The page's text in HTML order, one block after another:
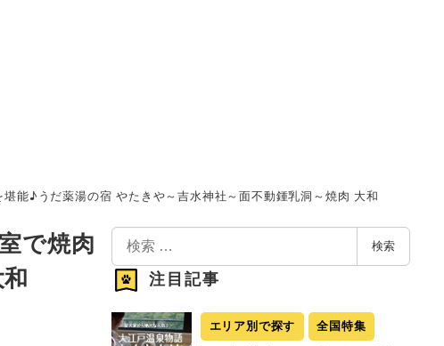
能♪うだ薬湯の宿 やたきや～吉水神社～面不動鍾乳洞～焼肉 大和
で焼肉
検
索
検索
注目記事
エリア別で探す 全国特集